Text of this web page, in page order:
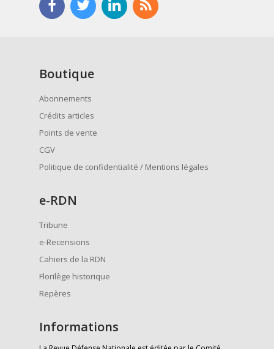
Boutique
Abonnements
Crédits articles
Points de vente
CGV
Politique de confidentialité / Mentions légales
e-RDN
Tribune
e-Recensions
Cahiers de la RDN
Florilège historique
Repères
Informations